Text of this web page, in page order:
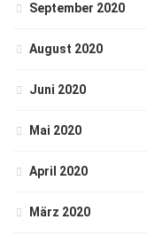
September 2020
August 2020
Juni 2020
Mai 2020
April 2020
März 2020